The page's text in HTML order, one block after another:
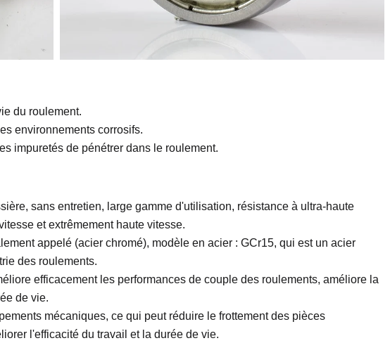
du roulement.
environnements corrosifs.
impuretés de pénétrer dans le roulement.
sans entretien, large gamme d'utilisation, résistance à ultra-haute
et extrêmement haute vitesse.
appelé (acier chromé), modèle en acier : GCr15, qui est un acier
des roulements.
efficacement les performances de couple des roulements, améliore la
de vie.
mécaniques, ce qui peut réduire le frottement des pièces
l'efficacité du travail et la durée de vie.